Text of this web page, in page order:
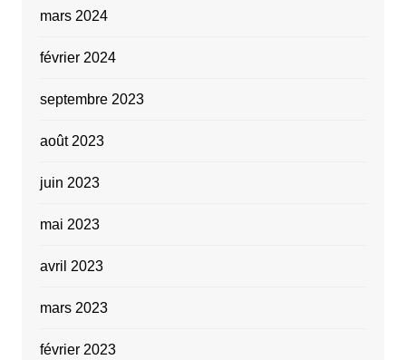
mars 2024
février 2024
septembre 2023
août 2023
juin 2023
mai 2023
avril 2023
mars 2023
février 2023